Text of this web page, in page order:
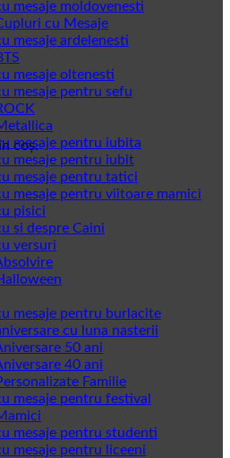
coș.
mesaje moldovenesti
cu Mesaje
mesaje ardelenesti
mesaje oltenesti
mesaje pentru sefu
mesaje pentru iubita
mesaje pentru iubit
mesaje pentru tatici
mesaje pentru viitoare mamici
pisici
si despre Caini
versuri
mesaje pentru burlacite
cu luna nasterii
50 ani
40 ani
Familie
mesaje pentru festival
mesaje pentru studenti
mesaje pentru liceeni